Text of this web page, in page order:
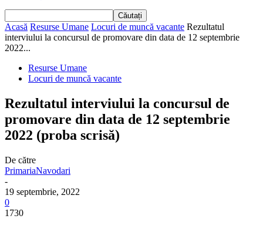
Acasă Resurse Umane Locuri de muncă vacante Rezultatul
interviului la concursul de promovare din data de 12 septembrie
2022...
Resurse Umane
Locuri de muncă vacante
Rezultatul interviului la concursul de
promovare din data de 12 septembrie
2022 (proba scrisă)
De către
PrimariaNavodari
-
19 septembrie, 2022
0
1730